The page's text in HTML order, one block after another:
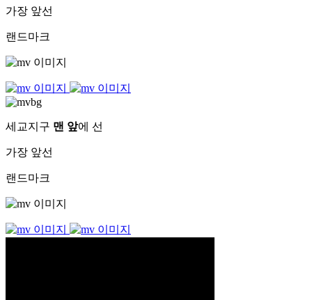
가장 앞선
랜드마크
세교지구 맨 앞에 선
가장 앞선
랜드마크